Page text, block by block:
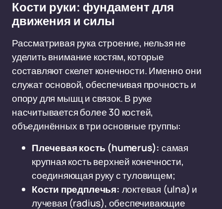
Кости руки: фундамент для
движения и силы
Рассматривая рука строение, нельзя не
уделить внимание костям, которые
составляют скелет конечности. Именно они
служат основой, обеспечивая прочность и
опору для мышц и связок. В руке
насчитывается более 30 костей,
объединённых в три основные группы:
Плечевая кость (humerus): самая
крупная кость верхней конечности,
соединяющая руку с туловищем;
Кости предплечья: локтевая (ulna) и
лучевая (radius), обеспечивающие